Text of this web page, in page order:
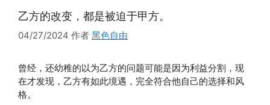
乙方的改变，都是被迫于甲方。
04/27/2024 作者 黑色自由
曾经，还幼稚的以为乙方的问题可能是因为利益分割，现
在才发现，乙方有如此境遇，完全符合他自己的选择和风
格。